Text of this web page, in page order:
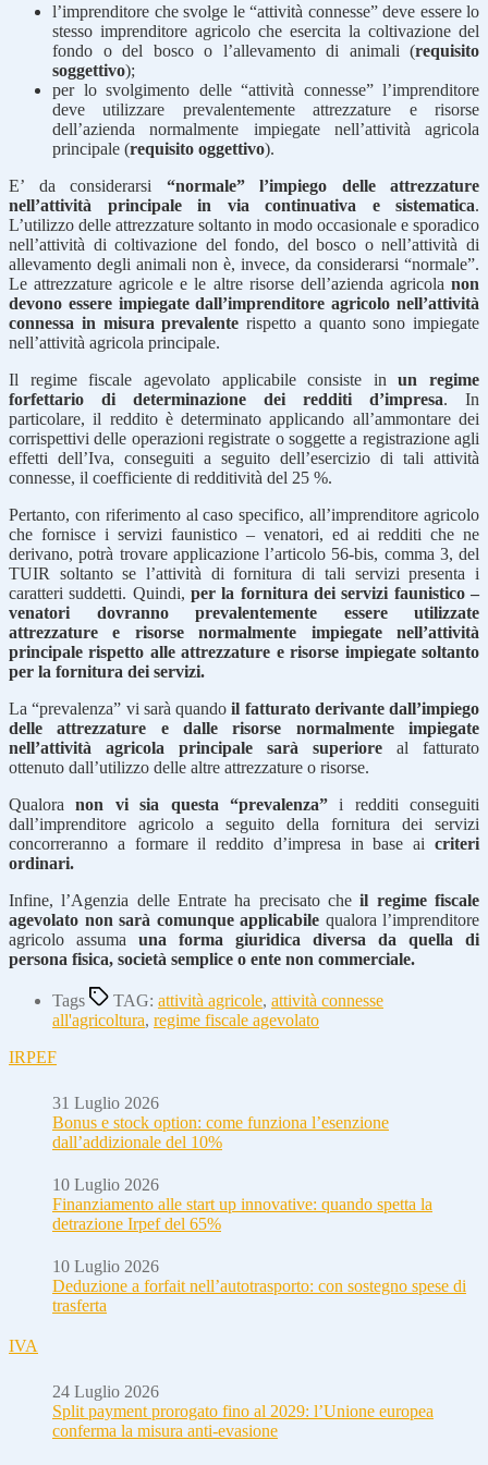
l’imprenditore che svolge le “attività connesse” deve essere lo
stesso imprenditore agricolo che esercita la coltivazione del
fondo o del bosco o l’allevamento di animali (requisito
soggettivo);
per lo svolgimento delle “attività connesse” l’imprenditore
deve utilizzare prevalentemente attrezzature e risorse
dell’azienda normalmente impiegate nell’attività agricola
principale (requisito oggettivo).
E’ da considerarsi “normale” l’impiego delle attrezzature
nell’attività principale in via continuativa e sistematica.
L’utilizzo delle attrezzature soltanto in modo occasionale e sporadico
nell’attività di coltivazione del fondo, del bosco o nell’attività di
allevamento degli animali non è, invece, da considerarsi “normale”.
Le attrezzature agricole e le altre risorse dell’azienda agricola non
devono essere impiegate dall’imprenditore agricolo nell’attività
connessa in misura prevalente rispetto a quanto sono impiegate
nell’attività agricola principale.
Il regime fiscale agevolato applicabile consiste inun regime
forfettario di determinazione dei redditi d’impresa. In
particolare, il reddito è determinato applicando all’ammontare dei
corrispettivi delle operazioni registrate o soggette a registrazione agli
effetti dell’Iva, conseguiti a seguito dell’esercizio di tali attività
connesse, il coefficiente di redditività del 25 %.
Pertanto, con riferimento al caso specifico, all’imprenditore agricolo
che fornisce i servizi faunistico – venatori, ed ai redditi che ne
derivano, potrà trovare applicazione l’articolo 56-bis, comma 3, del
TUIR soltanto se l’attività di fornitura di tali servizi presenta i
caratteri suddetti. Quindi, per la fornitura dei servizi faunistico –
venatori dovranno prevalentemente essere utilizzate
attrezzature e risorse normalmente impiegate nell’attività
principale rispetto alle attrezzature e risorse impiegate soltanto
per la fornitura dei servizi.
La “prevalenza” vi sarà quandoil fatturato derivante dall’impiego
delle attrezzature e dalle risorse normalmente impiegate
nell’attività agricola principale sarà superiore al fatturato
ottenuto dall’utilizzo delle altre attrezzature o risorse.
Qualoranon vi sia questa “prevalenza”i redditi conseguiti
dall’imprenditore agricolo a seguito della fornitura dei servizi
concorreranno a formare il reddito d’impresa in base ai criteri
ordinari.
Infine, l’Agenzia delle Entrate ha precisato che il regime fiscale
agevolato non sarà comunque applicabile qualora l’imprenditore
agricolo assuma una forma giuridica diversa da quella di
persona fisica, società semplice o ente non commerciale.
Tags TAG: attività agricole, attività connesse
all'agricoltura, regime fiscale agevolato
IRPEF
31 Luglio 2026
Bonus e stock option: come funziona l’esenzione
dall’addizionale del 10%
10 Luglio 2026
Finanziamento alle start up innovative: quando spetta la
detrazione Irpef del 65%
10 Luglio 2026
Deduzione a forfait nell’autotrasporto: con sostegno spese di
trasferta
IVA
24 Luglio 2026
Split payment prorogato fino al 2029: l’Unione europea
conferma la misura anti-evasione